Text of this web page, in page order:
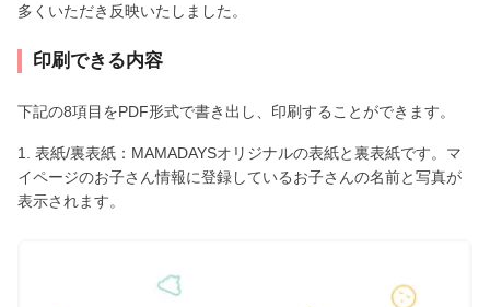
多くいただき反映いたしました。
印刷できる内容
下記の8項目をPDF形式で書き出し、印刷することができます。
1. 表紙/裏表紙：MAMADAYSオリジナルの表紙と裏表紙です。マ
イページのお子さん情報に登録しているお子さんの名前と写真が
表示されます。